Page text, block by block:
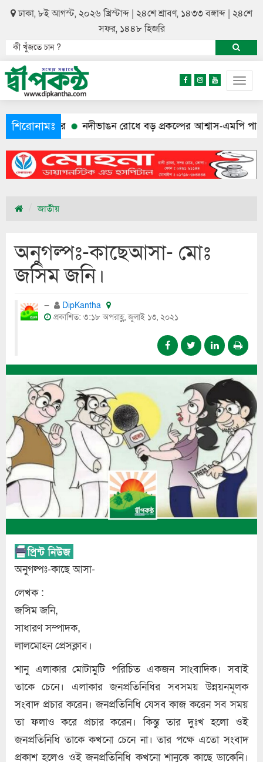
ঢাকা, ৮ই আগস্ট, ২০২৬ খ্রিস্টাব্দ | ২৪শে শ্রাবণ, ১৪৩৩ বঙ্গাব্দ | ২৪শে
সফর, ১৪৪৮ হিজরি
শিরোনামঃ
উদ্ধার নদীভাঙন রোধে বড় প্রকল্পের আশ্বাস-এমপি পার্থ
জাতীয়
অনুগল্পঃ-কাছেআসা- মোঃ
জসিম জনি।
DipKantha
প্রকাশিত: ৩:১৮ অপরাহ্ণ, জুলাই ১৩, ২০২১
অনুগল্পঃ-কাছে আসা-
লেখক :
জসিম জনি,
সাধারণ সম্পাদক,
লালমোহন প্রেসক্লাব।
শানু এলাকার মোটামুটি পরিচিত একজন সাংবাদিক। সবাই
তাকে চেনে। এলাকার জনপ্রতিনিধির সবসময় উন্নয়নমূলক
সংবাদ প্রচার করেন। জনপ্রতিনিধি যেসব কাজ করেন সব সময়
তা ফলাও করে প্রচার করেন। কিন্তু তার দুঃখ হলো ওই
জনপ্রতিনিধি তাকে কখনো চেনে না। তার পক্ষে এতো সংবাদ
প্রকাশ হলেও ওই জনপ্রতিনিধি কখনো শানুকে কাছে ডাকেনি।